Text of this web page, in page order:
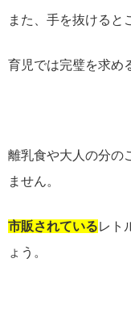
また、手を抜けると
育児では完璧を求め
離乳食や大人の分の
ません。
市販されているレト
ょう。